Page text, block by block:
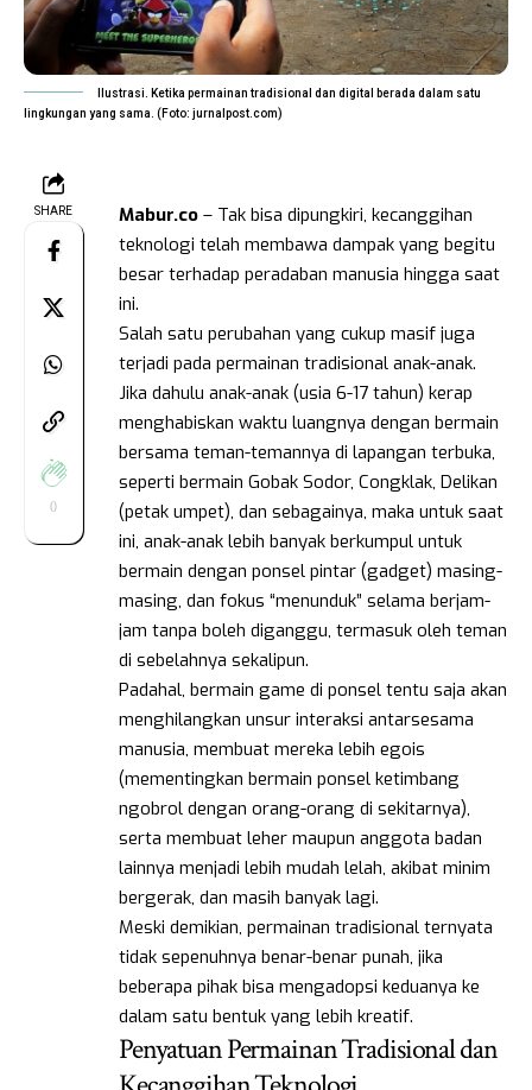
Ilustrasi. Ketika permainan tradisional dan digital berada dalam satu
lingkungan yang sama. (Foto: jurnalpost.com)
SHARE
0
Mabur.co – Tak bisa dipungkiri, kecanggihan
teknologi telah membawa dampak yang begitu
besar terhadap peradaban manusia hingga saat
ini.
Salah satu perubahan yang cukup masif juga
terjadi pada permainan tradisional anak-anak.
Jika dahulu anak-anak (usia 6-17 tahun) kerap
menghabiskan waktu luangnya dengan bermain
bersama teman-temannya di lapangan terbuka,
seperti bermain Gobak Sodor, Congklak, Delikan
(petak umpet), dan sebagainya, maka untuk saat
ini, anak-anak lebih banyak berkumpul untuk
bermain dengan ponsel pintar (gadget) masing-
masing, dan fokus “menunduk” selama berjam-
jam tanpa boleh diganggu, termasuk oleh teman
di sebelahnya sekalipun.
Padahal, bermain game di ponsel tentu saja akan
menghilangkan unsur interaksi antarsesama
manusia, membuat mereka lebih egois
(mementingkan bermain ponsel ketimbang
ngobrol dengan orang-orang di sekitarnya),
serta membuat leher maupun anggota badan
lainnya menjadi lebih mudah lelah, akibat minim
bergerak, dan masih banyak lagi.
Meski demikian, permainan tradisional ternyata
tidak sepenuhnya benar-benar punah, jika
beberapa pihak bisa mengadopsi keduanya ke
dalam satu bentuk yang lebih kreatif.
Penyatuan Permainan Tradisional dan